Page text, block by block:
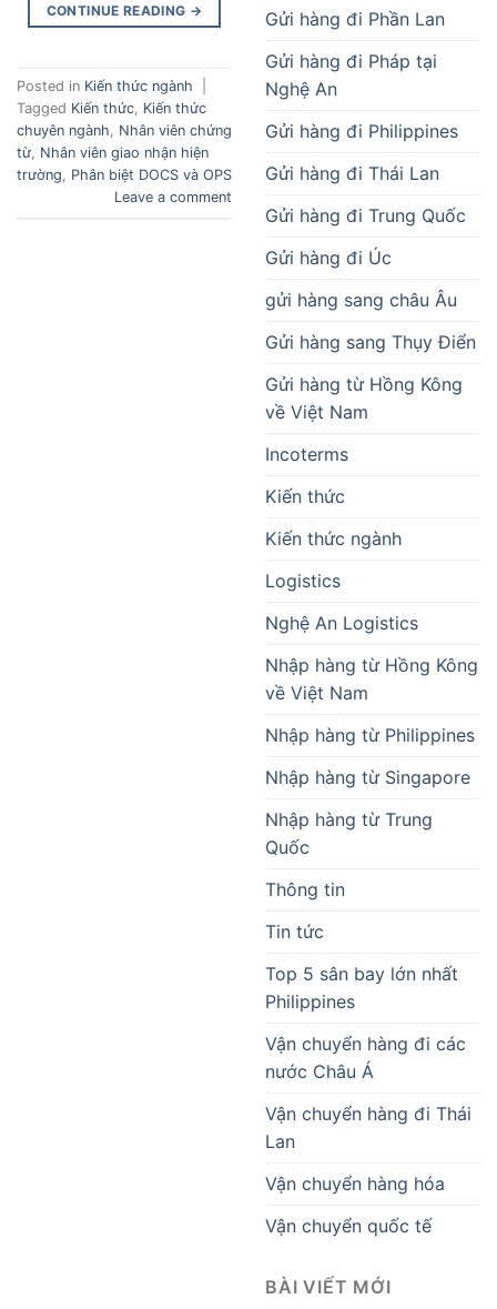
CONTINUE READING →
Posted in Kiến thức ngành
Tagged Kiến thức Kiến thức
chuyên ngành
Nhân viên chứng
từ Nhân viên giao nhận hiện
trường
Phân biệt DOCS và OPS
Leave a comment
Gửi hàng đi Phần Lan
Gửi hàng đi Pháp tại
Nghệ An
Gửi hàng đi Philippines
Gửi hàng đi Thái Lan
Gửi hàng đi Trung Quốc
Gửi hàng đi Úc
gửi hàng sang châu Âu
Gửi hàng sang Thụy Điển
Gửi hàng từ Hồng Kông
về Việt Nam
Incoterms
Kiến thức
Kiến thức ngành
Logistics
Nghệ An Logistics
Nhập hàng từ Hồng Kông
về Việt Nam
Nhập hàng từ Philippines
Nhập hàng từ Singapore
Nhập hàng từ Trung
Quốc
Thông tin
Tin tức
Top 5 sân bay lớn nhất
Philippines
Vận chuyển hàng đi các
nước Châu Á
Vận chuyển hàng đi Thái
Lan
Vận chuyển hàng hóa
Vận chuyển quốc tế
BÀI VIẾT MỚI